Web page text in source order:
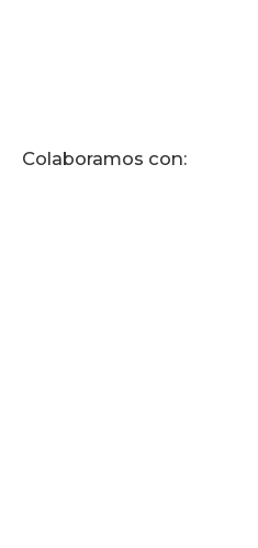
Colaboramos con: